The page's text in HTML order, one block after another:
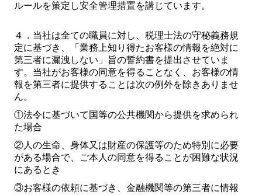
ルールを策定し安全管理措置を講じています。
４．当社は全ての職員に対し、税理士法の守秘義務規
定に基づき、「業務上知り得たお客様の情報を絶対に
第三者に漏洩しない」旨の誓約書を提出させていま
す。当社がお客様の同意を得ることなく、お客様の情
報を第三者に提供することは次の例外を除きありませ
ん。
①法令に基づいて国等の公共機関から提供を求められ
た場合
②人の生命、身体又は財産の保護等のため特別に必要
がある場合で、ご本人の同意を得ることが困難な状況
にあるとき
③お客様の依頼に基づき、金融機関等の第三者に情報